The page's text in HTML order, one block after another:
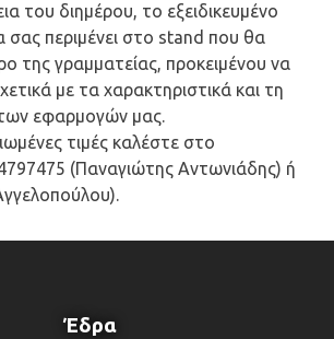
του διημέρου, το εξειδικευμένο
περιμένει στο stand που θα
της γραμματείας, προκειμένου να
με τα χαρακτηριστικά και τη
εφαρμογών μας.
τιμές καλέστε στο
(Παναγιώτης Αντωνιάδης) ή
Έδρα